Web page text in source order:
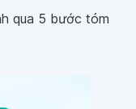
qua 5 bước tóm